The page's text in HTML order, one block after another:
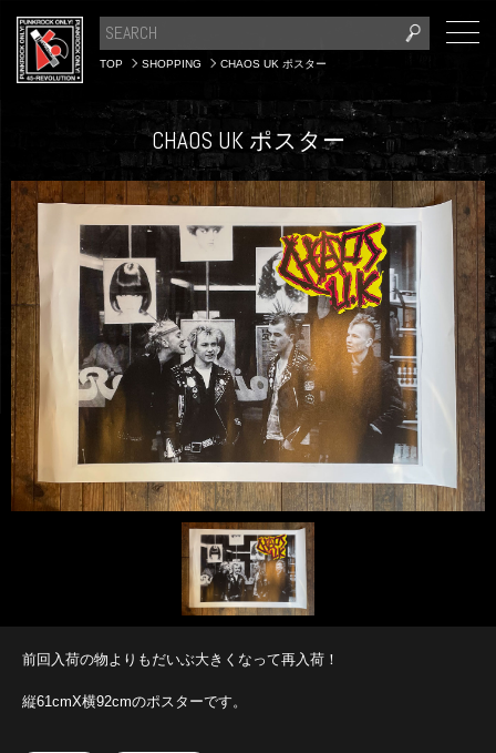
TOP SHOPPING CHAOS UK ポスター
CHAOS UK ポスター
前回入荷の物よりもだいぶ大きくなって再入荷！
縦61cmX横92cmのポスターです。